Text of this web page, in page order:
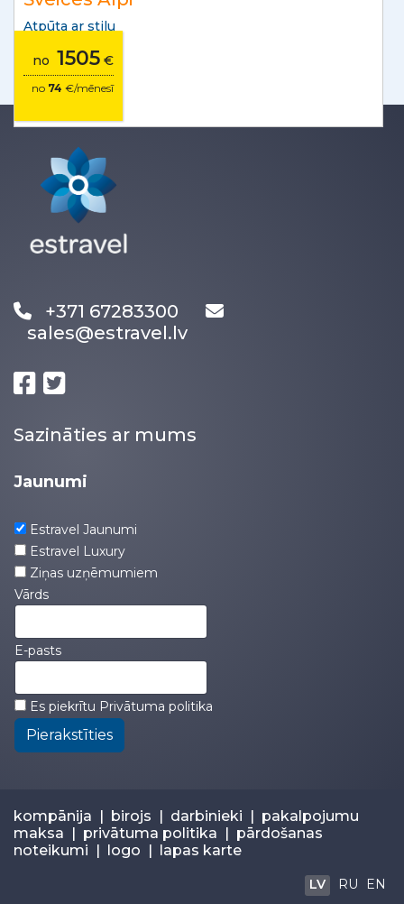
Atpūta ar stilu
no 1505 €
no 74 €/mēnesī
+371 67283300
sales@estravel.lv
Sazināties ar mums
Jaunumi
Estravel Jaunumi
Estravel Luxury
Ziņas uzņēmumiem
Vārds
E-pasts
Es piekrītu Privātuma politika
Pierakstīties
kompānija | birojs | darbinieki | pakalpojumu
maksa | privātuma politika | pārdošanas
noteikumi | logo | lapas karte
LV RU EN